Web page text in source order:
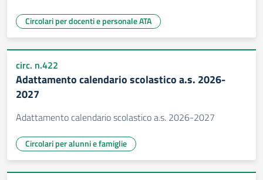
Circolari per docenti e personale ATA
circ. n.422
Adattamento calendario scolastico a.s. 2026-
2027
Adattamento calendario scolastico a.s. 2026-2027
Circolari per alunni e famiglie